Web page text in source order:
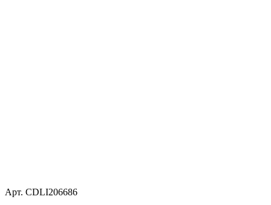
Арт. CDLI206686